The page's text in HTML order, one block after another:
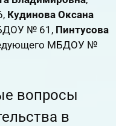
Кудинова Оксана
№ 61, Пинтусова
МБДОУ №
вопросы
в